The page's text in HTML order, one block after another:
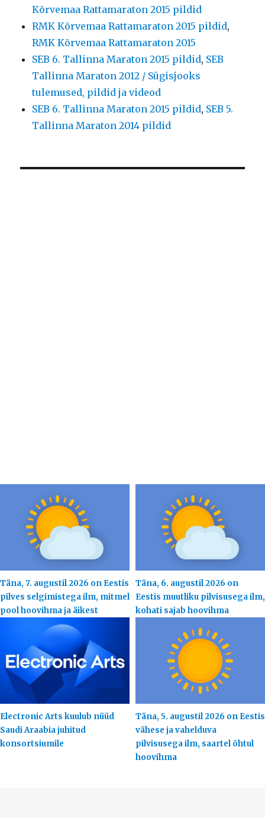
Kõrvemaa Rattamaraton 2015 pildid
RMK Kõrvemaa Rattamaraton 2015 pildid,
RMK Kõrvemaa Rattamaraton 2015
SEB 6. Tallinna Maraton 2015 pildid, SEB
Tallinna Maraton 2012 / Sügisjooks
tulemused, pildid ja videod
SEB 6. Tallinna Maraton 2015 pildid, SEB 5.
Tallinna Maraton 2014 pildid
Täna, 7. augustil 2026 on Eestis
pilves selgimistega ilm, mitmel
pool hoovihma ja äikest
Täna, 6. augustil 2026 on
Eestis muutliku pilvisusega ilm,
kohati sajab hoovihma
Electronic Arts kuulub nüüd
Saudi Araabia juhitud
konsortsiumile
Täna, 5. augustil 2026 on Eestis
vähese ja vahelduva
pilvisusega ilm, saartel õhtul
hoovihma